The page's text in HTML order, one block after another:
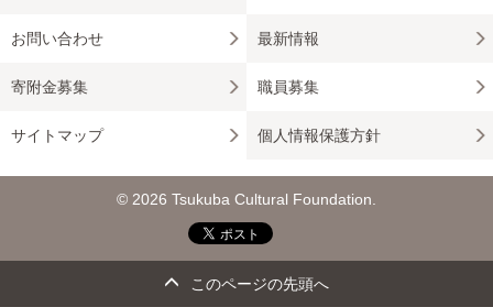
お問い合わせ 最新情報
寄附金募集 職員募集
サイトマップ 個人情報保護方針
© 2026 Tsukuba Cultural Foundation.
このページの先頭へ